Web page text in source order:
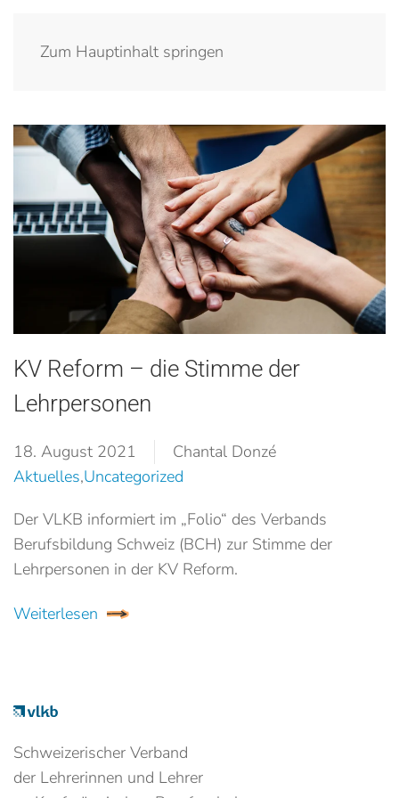
Zum Hauptinhalt springen
KV Reform – die Stimme der
Lehrpersonen
18. August 2021
Chantal Donzé
Aktuelles,Uncategorized
Der VLKB informiert im „Folio“ des Verbands
Berufsbildung Schweiz (BCH) zur Stimme der
Lehrpersonen in der KV Reform.
Weiterlesen
Schweizerischer Verband
der Lehrerinnen und Lehrer